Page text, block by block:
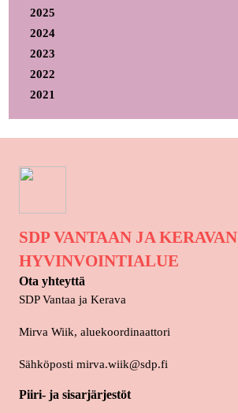
2025
2024
2023
2022
2021
SDP VANTAAN JA KERAVAN
HYVINVOINTIALUE
Ota yhteyttä
SDP Vantaa ja Kerava
Mirva Wiik, aluekoordinaattori
Sähköposti mirva.wiik@sdp.fi
Piiri- ja sisarjärjestöt